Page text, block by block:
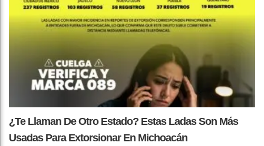
¿Te Llaman De Otro Estado? Estas Ladas Son Más
Usadas Para Extorsionar En Michoacán